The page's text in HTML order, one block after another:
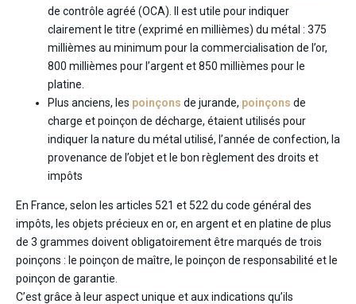
de contrôle agréé (OCA). Il est utile pour indiquer
clairement le titre (exprimé en millièmes) du métal : 375
millièmes au minimum pour la commercialisation de l’or,
800 millièmes pour l’argent et 850 millièmes pour le
platine.
Plus anciens, les poinçons de jurande, poinçons de
charge et poinçon de décharge, étaient utilisés pour
indiquer la nature du métal utilisé, l’année de confection, la
provenance de l’objet et le bon règlement des droits et
impôts
En France, selon les articles 521 et 522 du code général des
impôts, les objets précieux en or, en argent et en platine de plus
de 3 grammes doivent obligatoirement être marqués de trois
poinçons : le poinçon de maître, le poinçon de responsabilité et le
poinçon de garantie.
C’est grâce à leur aspect unique et aux indications qu’ils